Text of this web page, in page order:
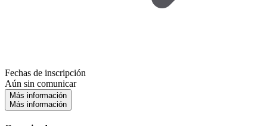
Fechas de inscripción
Aún sin comunicar
Más información
Más información